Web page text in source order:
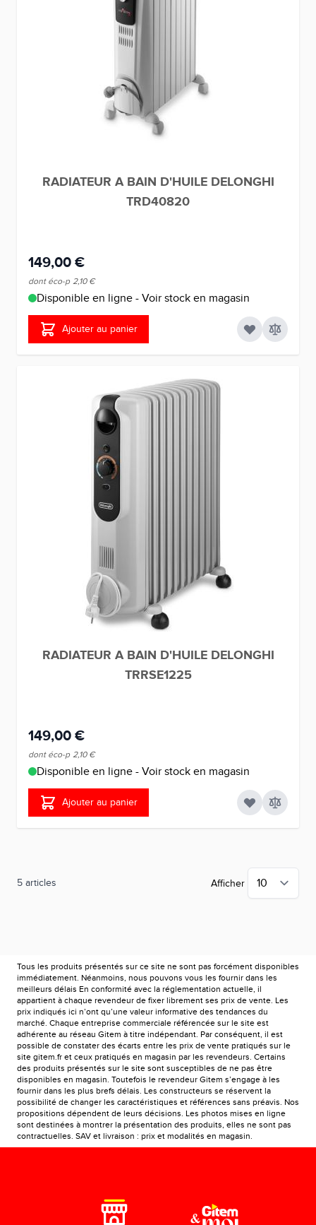
RADIATEUR A BAIN D'HUILE DELONGHI
TRD40820
149,00 €
dont éco-p 2,10 €
Disponible en ligne - Voir stock en magasin
Ajouter au panier
RADIATEUR A BAIN D'HUILE DELONGHI
TRRSE1225
149,00 €
dont éco-p 2,10 €
Disponible en ligne - Voir stock en magasin
Ajouter au panier
5 articles Afficher
Tous les produits présentés sur ce site ne sont pas forcément disponibles
immédiatement. Néanmoins, nous pouvons vous les fournir dans les
meilleurs délais En conformité avec la réglementation actuelle, il
appartient à chaque revendeur de fixer librement ses prix de vente. Les
prix indiqués ici n’ont qu’une valeur informative des tendances du
marché. Chaque entreprise commerciale référencée sur le site est
adhérente au réseau Gitem à titre indépendant. Par conséquent, il est
possible de constater des écarts entre les prix de vente pratiqués sur le
site gitem.fr et ceux pratiqués en magasin par les revendeurs. Certains
des produits présentés sur le site sont susceptibles de ne pas être
disponibles en magasin. Toutefois le revendeur Gitem s’engage à les
fournir dans les plus brefs délais. Les constructeurs se réservent la
possibilité de changer les caractéristiques et références sans préavis. Nos
propositions dépendent de leurs décisions. Les photos mises en ligne
sont destinées à montrer la présentation des produits, elles ne sont pas
contractuelles. SAV et livraison : prix et modalités en magasin.